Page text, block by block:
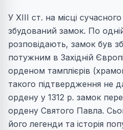
У ХІІІ ст. на місці
збудований замок. По
розповідають, замок був
потужним в Західній
орденом тамплієрів
такого підтвердження не
ордену у 1312 р. замок
ордену Святого Павла.
його легенди та історія